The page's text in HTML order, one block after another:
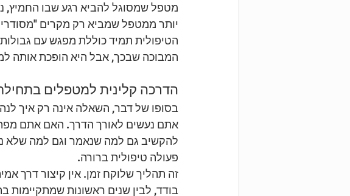
מטפל שמסוגל להביא רגע שבו החמיץ,
יותר ממטפל שמביא רק מקרים
הטיפולית תמיד כוללת מפגש עם
המבוכה שבכך, אבל היא הופכת אותה
הדרכה קלינית למטפלים
בסופו של דבר, השאלה אינה רק איך
אתם נעשים לאורך הדרך. האם אתם
להקשיב גם למה שנאמר וגם למה שלא
פעולה טיפולית ברורה.
זה תהליך שלוקח זמן. אין קיצור דרך
בודד, לבין שנים ראשונות שמתקיימות